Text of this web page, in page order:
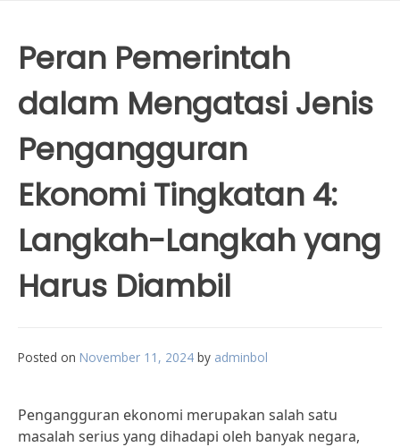
Peran Pemerintah
dalam Mengatasi Jenis
Pengangguran
Ekonomi Tingkatan 4:
Langkah-Langkah yang
Harus Diambil
Posted on November 11, 2024 by adminbol
Pengangguran ekonomi merupakan salah satu
masalah serius yang dihadapi oleh banyak negara,